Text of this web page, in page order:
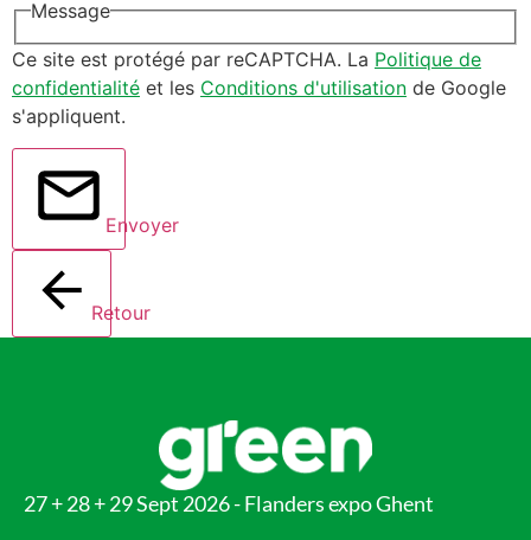
Message
Ce site est protégé par reCAPTCHA. La Politique de
confidentialité et les Conditions d'utilisation de Google
s'appliquent.
Envoyer
Retour
27 + 28 + 29 Sept 2026 - Flanders expo Ghent